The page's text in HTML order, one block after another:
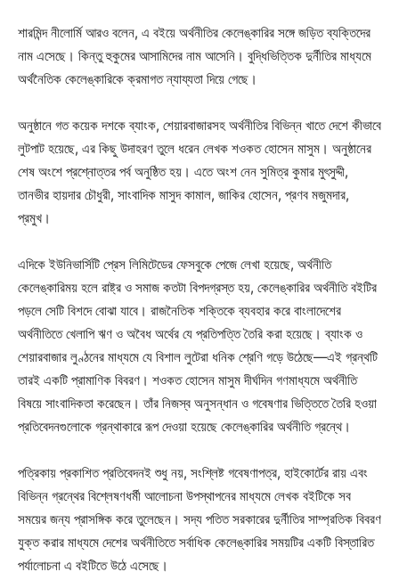
শারমিন্দ নীলোর্মি আরও বলেন, এ বইয়ে অর্থনীতির কেলেঙ্কারির সঙ্গে জড়িত ব্যক্তিদের
নাম এসেছে। কিন্তু হুকুমের আসামিদের নাম আসেনি। বুদ্ধিভিত্তিক দুর্নীতির মাধ্যমে
অর্থনৈতিক কেলেঙ্কারিকে ক্রমাগত ন্যায্যতা দিয়ে গেছে।
অনুষ্ঠানে গত কয়েক দশকে ব্যাংক, শেয়ারবাজারসহ অর্থনীতির বিভিন্ন খাতে দেশে কীভাবে
লুটপাট হয়েছে, এর কিছু উদাহরণ তুলে ধরেন লেখক শওকত হোসেন মাসুম। অনুষ্ঠানের
শেষ অংশে প্রশ্নোত্তর পর্ব অনুষ্ঠিত হয়। এতে অংশ নেন সুমিত্র কুমার মুৎসুদ্দী,
তানভীর হায়দার চৌধুরী, সাংবাদিক মাসুদ কামাল, জাকির হোসেন, প্রণব মজুমদার,
প্রমুখ।
এদিকে ইউনিভার্সিটি প্রেস লিমিটেডের ফেসবুকে পেজে লেখা হয়েছে, অর্থনীতি
কেলেঙ্কারিময় হলে রাষ্ট্র ও সমাজ কতটা বিপদগ্রস্ত হয়, কেলেঙ্কারির অর্থনীতি বইটির
পড়লে সেটি বিশদে বোঝা যাবে। রাজনৈতিক শক্তিকে ব্যবহার করে বাংলাদেশের
অর্থনীতিতে খেলাপি ঋণ ও অবৈধ অর্থের যে প্রতিপত্তি তৈরি করা হয়েছে। ব্যাংক ও
শেয়ারবাজার লুণ্ঠনের মাধ্যমে যে বিশাল লুটেরা ধনিক শ্রেণি গড়ে উঠেছে—এই গ্রন্থটি
তারই একটি প্রামাণিক বিবরণ। শওকত হোসেন মাসুম দীর্ঘদিন গণমাধ্যমে অর্থনীতি
বিষয়ে সাংবাদিকতা করেছেন। তাঁর নিজস্ব অনুসন্ধান ও গবেষণার ভিত্তিতে তৈরি হওয়া
প্রতিবেদনগুলোকে গ্রন্থাকারে রূপ দেওয়া হয়েছে কেলেঙ্কারির অর্থনীতি গ্রন্থে।
পত্রিকায় প্রকাশিত প্রতিবেদনই শুধু নয়, সংশ্লিষ্ট গবেষণাপত্র, হাইকোর্টের রায় এবং
বিভিন্ন গ্রন্থের বিশ্লেষণধর্মী আলোচনা উপস্থাপনের মাধ্যমে লেখক বইটিকে সব
সময়ের জন্য প্রাসঙ্গিক করে তুলেছেন। সদ্য পতিত সরকারের দুর্নীতির সাম্প্রতিক বিবরণ
যুক্ত করার মাধ্যমে দেশের অর্থনীতিতে সর্বাধিক কেলেঙ্কারির সময়টির একটি বিস্তারিত
পর্যালোচনা এ বইটিতে উঠে এসেছে।